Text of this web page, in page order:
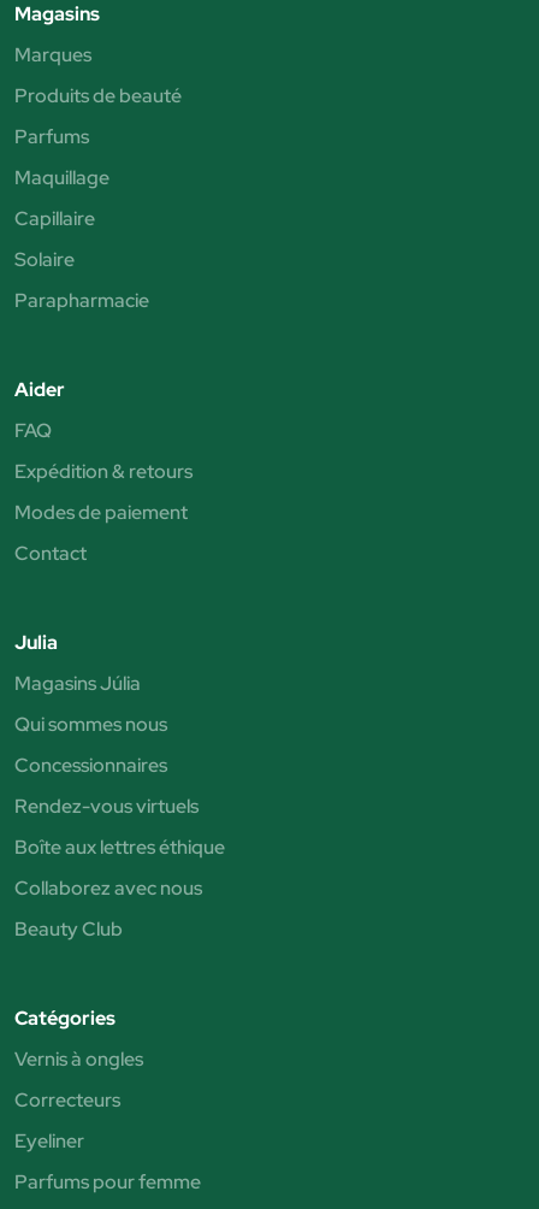
Magasins
Marques
Produits de beauté
Parfums
Maquillage
Capillaire
Solaire
Parapharmacie
Aider
FAQ
Expédition & retours
Modes de paiement
Contact
Julia
Magasins Júlia
Qui sommes nous
Concessionnaires
Rendez-vous virtuels
Boîte aux lettres éthique
Collaborez avec nous
Beauty Club
Catégories
Vernis à ongles
Correcteurs
Eyeliner
Parfums pour femme